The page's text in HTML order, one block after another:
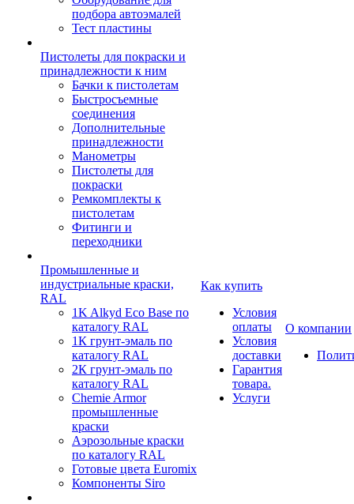
подбора автоэмалей
Тест пластины
Пистолеты для покраски и
принадлежности к ним
Бачки к пистолетам
Быстросъемные
соединения
Дополнительные
принадлежности
Манометры
Пистолеты для
покраски
Ремкомплекты к
пистолетам
Фитинги и
переходники
Промышленные и
индустриальные краски,
RAL
1K Alkyd Eco Base по
каталогу RAL
1К грунт-эмаль по
каталогу RAL
2К грунт-эмаль по
каталогу RAL
Chemie Armor
промышленные
краски
Аэрозольные краски
по каталогу RAL
Готовые цвета Euromix
Компоненты Siro
Как купить
Условия
оплаты
Условия
доставки
Гарантия
товара.
Услуги
О компании